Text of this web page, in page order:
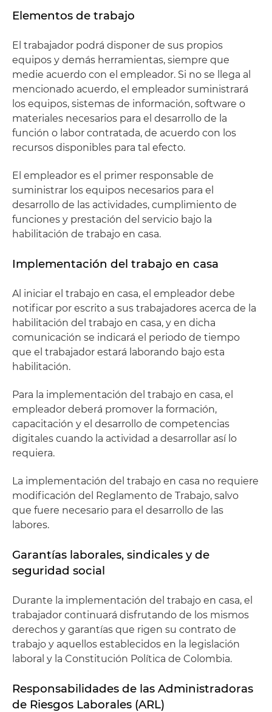
Elementos de trabajo
El trabajador podrá disponer de sus propios
equipos y demás herramientas, siempre que
medie acuerdo con el empleador. Si no se llega al
mencionado acuerdo, el empleador suministrará
los equipos, sistemas de información, software o
materiales necesarios para el desarrollo de la
función o labor contratada, de acuerdo con los
recursos disponibles para tal efecto.
El empleador es el primer responsable de
suministrar los equipos necesarios para el
desarrollo de las actividades, cumplimiento de
funciones y prestación del servicio bajo la
habilitación de trabajo en casa.
Implementación del trabajo en casa
Al iniciar el trabajo en casa, el empleador debe
notificar por escrito a sus trabajadores acerca de la
habilitación del trabajo en casa, y en dicha
comunicación se indicará el periodo de tiempo
que el trabajador estará laborando bajo esta
habilitación.
Para la implementación del trabajo en casa, el
empleador deberá promover la formación,
capacitación y el desarrollo de competencias
digitales cuando la actividad a desarrollar así lo
requiera.
La implementación del trabajo en casa no requiere
modificación del Reglamento de Trabajo, salvo
que fuere necesario para el desarrollo de las
labores.
Garantías laborales, sindicales y de
seguridad social
Durante la implementación del trabajo en casa, el
trabajador continuará disfrutando de los mismos
derechos y garantías que rigen su contrato de
trabajo y aquellos establecidos en la legislación
laboral y la Constitución Política de Colombia.
Responsabilidades de las Administradoras
de Riesgos Laborales (ARL)